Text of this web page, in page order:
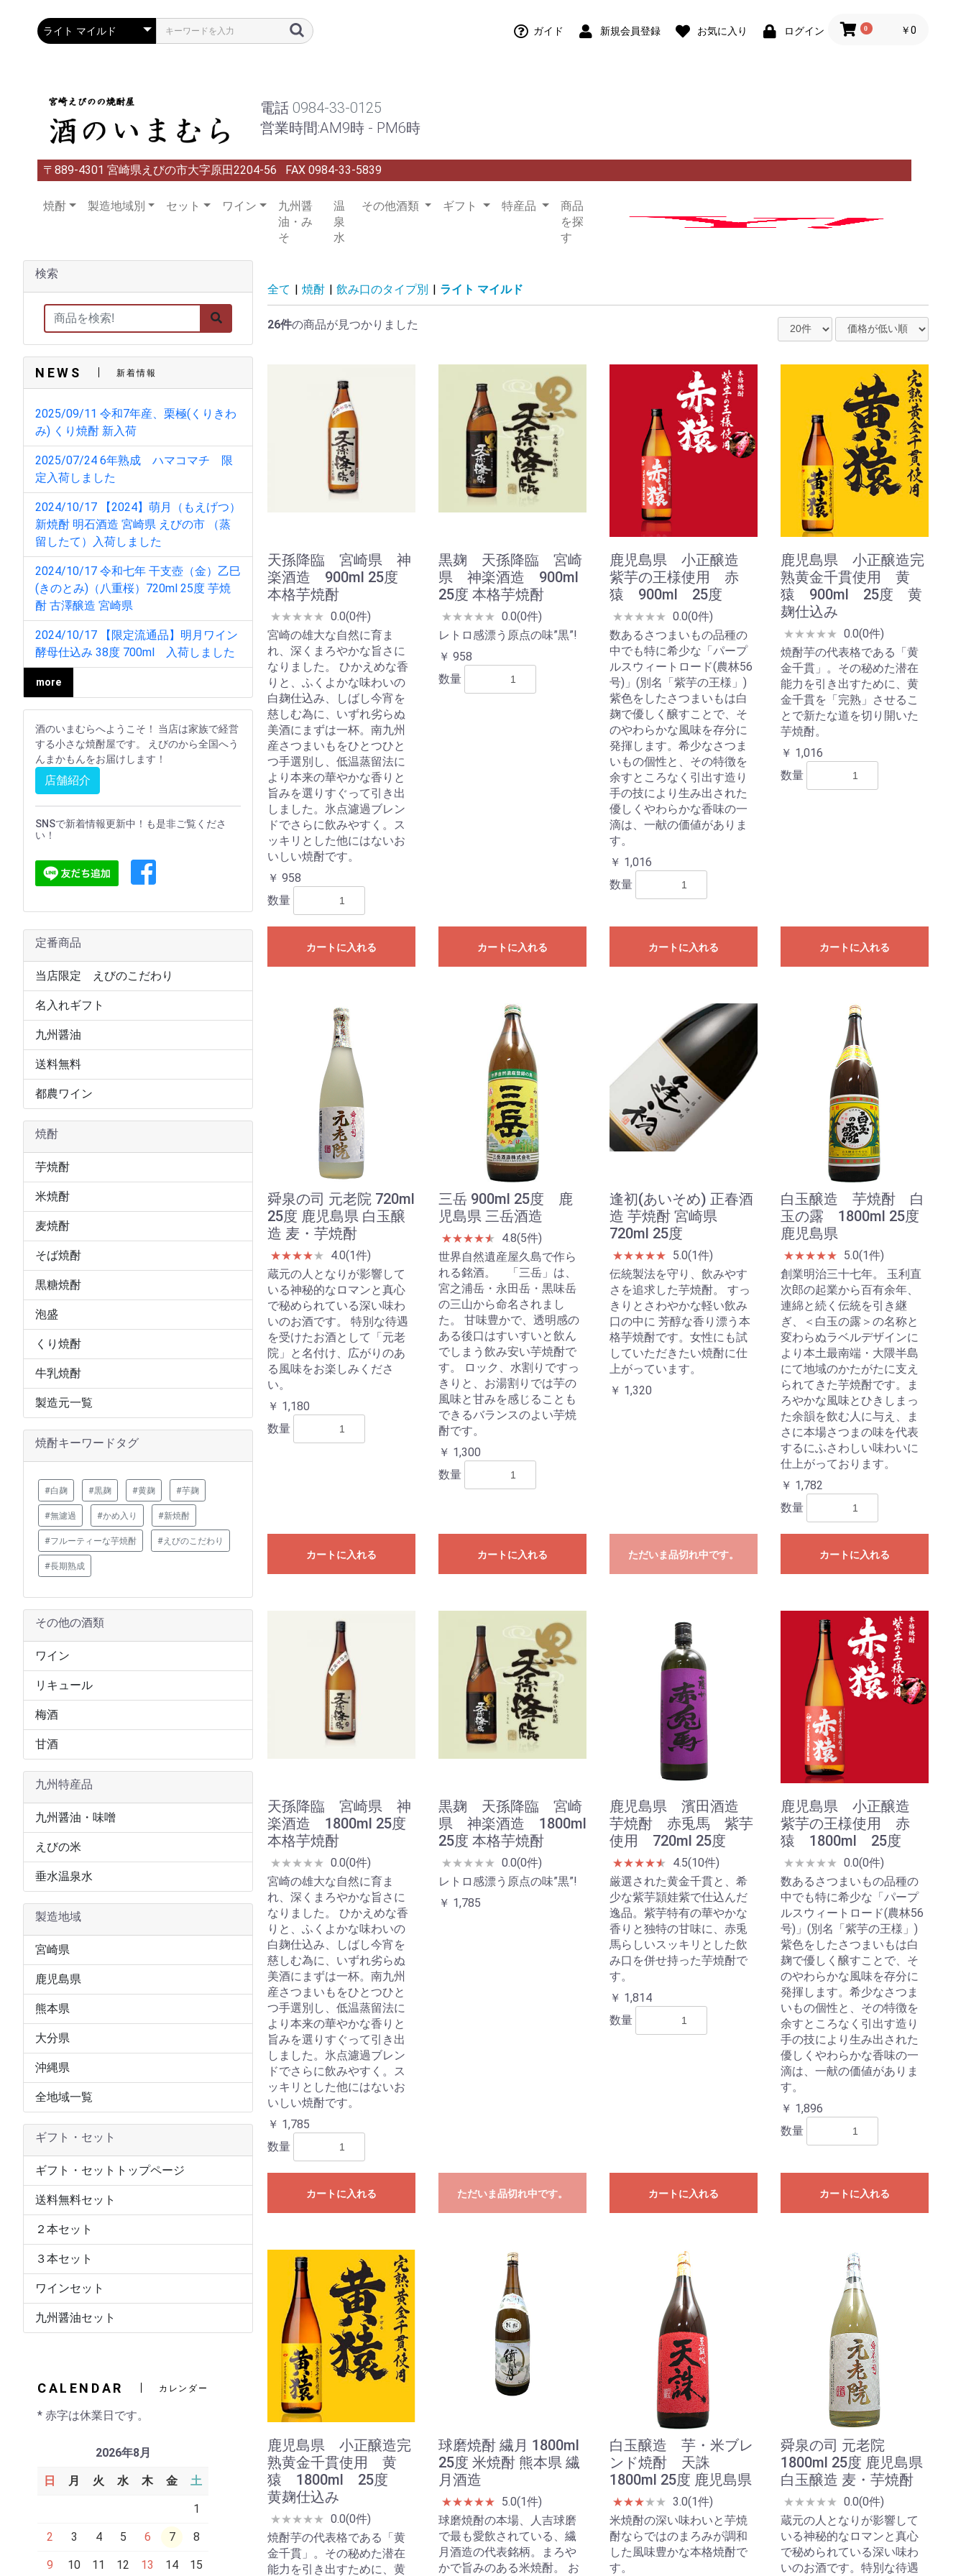
ガイド 新規会員登録 お気に入り ログイン 0 ￥0
電話 0984-33-0125
営業時間:AM9時 - PM6時
〒889-4301 宮崎県えびの市大字原田2204-56 FAX 0984-33-5839
焼酎 製造地域別 セット ワイン
九州醤
油・み
そ
温
泉
水
その他酒類 ギフト 特産品
商品
を探
す
検索
NEWS 新着情報
2025/09/11 令和7年産、栗極(くりきわ
み) くり焼酎 新入荷
2025/07/24 6年熟成 ハマコマチ 限
定入荷しました
2024/10/17 【2024】萌月（もえげつ）
新焼酎 明石酒造 宮崎県 えびの市 （蒸
留したて）入荷しました
2024/10/17 令和七年 干支壺（金）乙巳
(きのとみ)（八重桜）720ml 25度 芋焼
酎 古澤醸造 宮崎県
2024/10/17 【限定流通品】明月ワイン
酵母仕込み 38度 700ml 入荷しました
more
酒のいまむらへようこそ！ 当店は家族で経営
する小さな焼酎屋です。 えびのから全国へう
んまかもんをお届けします！
店舗紹介
SNSで新着情報更新中！も是非ご覧くださ
い！
定番商品
当店限定 えびのこだわり
名入れギフト
九州醤油
送料無料
都農ワイン
焼酎
芋焼酎
米焼酎
麦焼酎
そば焼酎
黒糖焼酎
泡盛
くり焼酎
牛乳焼酎
製造元一覧
焼酎キーワードタグ
#白麹 #黒麹 #黄麹 #芋麹
#無濾過 #かめ入り #新焼酎
#フルーティーな芋焼酎 #えびのこだわり
#長期熟成
その他の酒類
ワイン
リキュール
梅酒
甘酒
九州特産品
九州醤油・味噌
えびの米
垂水温泉水
製造地域
宮崎県
鹿児島県
熊本県
大分県
沖縄県
全地域一覧
ギフト・セット
ギフト・セットトップページ
送料無料セット
２本セット
３本セット
ワインセット
九州醤油セット
CALENDAR カレンダー
* 赤字は休業日です。
2026年8月
日 月 火 水 木 金 土
1
2 3 4 5 6 7 8
9 10 11 12 13 14 15
全て | 焼酎 | 飲み口のタイプ別 | ライト マイルド
26件の商品が見つかりました
天孫降臨 宮崎県 神
楽酒造 900ml 25度
本格芋焼酎
★★★★★ 0.0(0件)
宮崎の雄大な自然に育ま
れ、深くまろやかな旨さに
なりました。 ひかえめな香
りと、ふくよかな味わいの
白麹仕込み、しばし今宵を
慈しむ為に、いずれ劣らぬ
美酒にまずは一杯。南九州
産さつまいもをひとつひと
つ手選別し、低温蒸留法に
より本来の華やかな香りと
旨みを選りすぐって引き出
しました。氷点濾過ブレン
ドでさらに飲みやすく。ス
ッキリとした他にはないお
いしい焼酎です。
￥ 958
数量
カートに入れる
黒麹 天孫降臨 宮崎
県 神楽酒造 900ml
25度 本格芋焼酎
★★★★★ 0.0(0件)
レトロ感漂う原点の味”黒”!
￥ 958
数量
カートに入れる
鹿児島県 小正醸造
紫芋の王様使用 赤
猿 900ml 25度
★★★★★ 0.0(0件)
数あるさつまいもの品種の
中でも特に希少な「パープ
ルスウィートロード(農林56
号)」(別名「紫芋の王様」)
紫色をしたさつまいもは白
麹で優しく醸すことで、そ
のやわらかな風味を存分に
発揮します。希少なさつま
いもの個性と、その特徴を
余すところなく引出す造り
手の技により生み出された
優しくやわらかな香味の一
滴は、一献の価値がありま
す。
￥ 1,016
数量
カートに入れる
鹿児島県 小正醸造完
熟黄金千貫使用 黄
猿 900ml 25度 黄
麹仕込み
★★★★★ 0.0(0件)
焼酎芋の代表格である「黄
金千貫」。その秘めた潜在
能力を引き出すために、黄
金千貫を「完熟」させるこ
とで新たな道を切り開いた
芋焼酎。
￥ 1,016
数量
カートに入れる
舜泉の司 元老院 720ml
25度 鹿児島県 白玉醸
造 麦・芋焼酎
★★★★★
4.0(1件)
蔵元の人となりが影響して
いる神秘的なロマンと真心
で秘められている深い味わ
いのお酒です。 特別な待遇
を受けたお酒として「元老
院」と名付け、広がりのあ
る風味をお楽しみくださ
い。
￥ 1,180
数量
カートに入れる
三岳 900ml 25度 鹿
児島県 三岳酒造
★★★★★
★
4.8(5件)
世界自然遺産屋久島で作ら
れる銘酒。 「三岳」は、
宮之浦岳・永田岳・黒味岳
の三山から命名されまし
た。 甘味豊かで、透明感の
ある後口はすいすいと飲ん
でしまう飲み安い芋焼酎で
す。 ロック、水割りですっ
きりと、お湯割りでは芋の
風味と甘みを感じることも
できるバランスのよい芋焼
酎です。
￥ 1,300
数量
カートに入れる
逢初(あいそめ) 正春酒
造 芋焼酎 宮崎県
720ml 25度
★★★★★
5.0(1件)
伝統製法を守り、飲みやす
さを追求した芋焼酎。 すっ
きりとさわやかな軽い飲み
口の中に 芳醇な香り漂う本
格芋焼酎です。女性にも試
していただきたい焼酎に仕
上がっています。
￥ 1,320
ただいま品切れ中です。
白玉醸造 芋焼酎 白
玉の露 1800ml 25度
鹿児島県
★★★★★
5.0(1件)
創業明治三十七年。 玉利直
次郎の起業から百有余年、
連綿と続く伝統を引き継
ぎ、＜白玉の露＞の名称と
変わらぬラベルデザインに
より本土最南端・大隈半島
にて地域のかたがたに支え
られてきた芋焼酎です。ま
ろやかな風味とひきしまっ
た余韻を飲む人に与え、ま
さに本場さつまの味を代表
するにふさわしい味わいに
仕上がっております。
￥ 1,782
数量
カートに入れる
天孫降臨 宮崎県 神
楽酒造 1800ml 25度
本格芋焼酎
★★★★★ 0.0(0件)
宮崎の雄大な自然に育ま
れ、深くまろやかな旨さに
なりました。 ひかえめな香
りと、ふくよかな味わいの
白麹仕込み、しばし今宵を
慈しむ為に、いずれ劣らぬ
美酒にまずは一杯。南九州
産さつまいもをひとつひと
つ手選別し、低温蒸留法に
より本来の華やかな香りと
旨みを選りすぐって引き出
しました。氷点濾過ブレン
ドでさらに飲みやすく。ス
ッキリとした他にはないお
いしい焼酎です。
￥ 1,785
数量
カートに入れる
黒麹 天孫降臨 宮崎
県 神楽酒造 1800ml
25度 本格芋焼酎
★★★★★ 0.0(0件)
レトロ感漂う原点の味”黒”!
￥ 1,785
ただいま品切れ中です。
鹿児島県 濱田酒造
芋焼酎 赤兎馬 紫芋
使用 720ml 25度
★★★★★
★
4.5(10件)
厳選された黄金千貫と、希
少な紫芋頴娃紫で仕込んだ
逸品。紫芋特有の華やかな
香りと独特の甘味に、赤兎
馬らしいスッキリとした飲
み口を併せ持った芋焼酎で
す。
￥ 1,814
数量
カートに入れる
鹿児島県 小正醸造
紫芋の王様使用 赤
猿 1800ml 25度
★★★★★ 0.0(0件)
数あるさつまいもの品種の
中でも特に希少な「パープ
ルスウィートロード(農林56
号)」(別名「紫芋の王様」)
紫色をしたさつまいもは白
麹で優しく醸すことで、そ
のやわらかな風味を存分に
発揮します。希少なさつま
いもの個性と、その特徴を
余すところなく引出す造り
手の技により生み出された
優しくやわらかな香味の一
滴は、一献の価値がありま
す。
￥ 1,896
数量
カートに入れる
鹿児島県 小正醸造完
熟黄金千貫使用 黄
猿 1800ml 25度
黄麹仕込み
★★★★★ 0.0(0件)
焼酎芋の代表格である「黄
金千貫」。その秘めた潜在
能力を引き出すために、黄
球磨焼酎 繊月 1800ml
25度 米焼酎 熊本県 繊
月酒造
★★★★★
5.0(1件)
球磨焼酎の本場、人吉球磨
で最も愛飲されている、繊
月酒造の代表銘柄。まろや
かで旨みのある米焼酎。 お
白玉醸造 芋・米ブレ
ンド焼酎 天誅
1800ml 25度 鹿児島県
★★★★★ 3.0(1件)
米焼酎の深い味わいと芋焼
酎ならではのまろみが調和
した風味豊かな本格焼酎で
す。
舜泉の司 元老院
1800ml 25度 鹿児島県
白玉醸造 麦・芋焼酎
★★★★★ 0.0(0件)
蔵元の人となりが影響して
いる神秘的なロマンと真心
で秘められている深い味わ
いのお酒です。特別な待遇